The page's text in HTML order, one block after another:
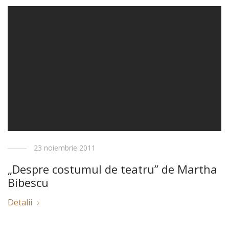
23 noiembrie 2011
„Despre costumul de teatru” de Martha
Bibescu
Detalii